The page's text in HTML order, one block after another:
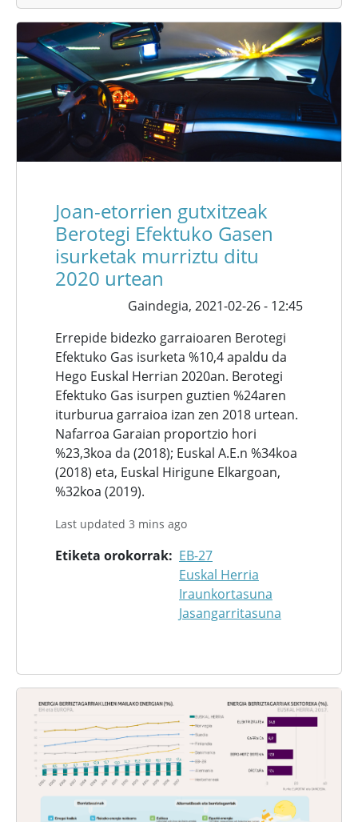
Joan-etorrien gutxitzeak
Berotegi Efektuko Gasen
isurketak murriztu ditu
2020 urtean
Gaindegia, 2021-02-26 - 12:45
Errepide bidezko garraioaren Berotegi
Efektuko Gas isurketa %10,4 apaldu da
Hego Euskal Herrian 2020an. Berotegi
Efektuko Gas isurpen guztien %24aren
iturburua garraioa izan zen 2018 urtean.
Nafarroa Garaian proportzio hori
%23,3koa da (2018); Euskal A.E.n %34koa
(2018) eta, Euskal Hirigune Elkargoan,
%32koa (2019).
Last updated 3 mins ago
Etiketa orokorrak
EB-27
Euskal Herria
Iraunkortasuna
Jasangarritasuna